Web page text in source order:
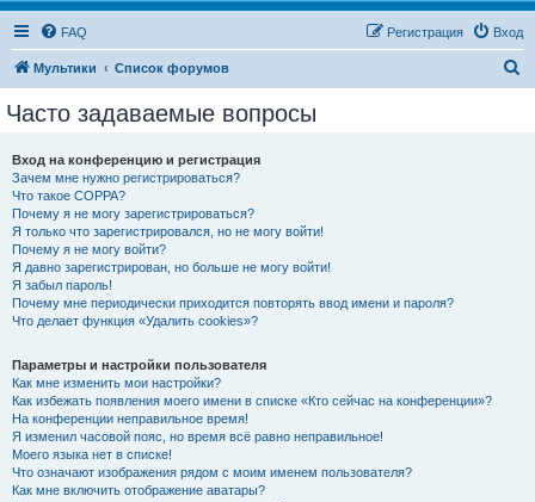
FAQ Вход
Регистрация
Мультики Список форумов
Часто задаваемые вопросы
Вход на конференцию и регистрация
Зачем мне нужно регистрироваться?
Что такое COPPA?
Почему я не могу зарегистрироваться?
Я только что зарегистрировался, но не могу войти!
Почему я не могу войти?
Я давно зарегистрирован, но больше не могу войти!
Я забыл пароль!
Почему мне периодически приходится повторять ввод имени и пароля?
Что делает функция «Удалить cookies»?
Параметры и настройки пользователя
Как мне изменить мои настройки?
Как избежать появления моего имени в списке «Кто сейчас на конференции»?
На конференции неправильное время!
Я изменил часовой пояс, но время всё равно неправильное!
Моего языка нет в списке!
Что означают изображения рядом с моим именем пользователя?
Как мне включить отображение аватары?